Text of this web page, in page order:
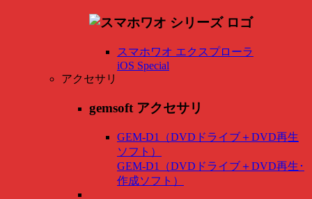
スマホワオ エクスプローラ
iOS Special
アクセサリ
gemsoft アクセサリ
GEM-D1（DVDドライブ＋DVD再生
ソフト）
GEM-D1（DVDドライブ＋DVD再生･
作成ソフト）